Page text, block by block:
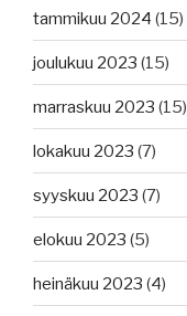
tammikuu 2024 (15)
joulukuu 2023 (15)
marraskuu 2023 (15)
lokakuu 2023 (7)
syyskuu 2023 (7)
elokuu 2023 (5)
heinäkuu 2023 (4)